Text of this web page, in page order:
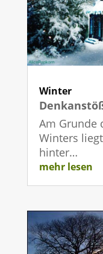
Winter
Am Grunde
Winters
hinter…
mehr lesen